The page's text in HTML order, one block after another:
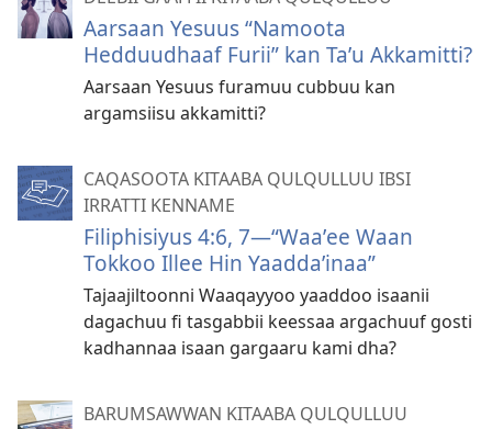
Aarsaan Yesuus “Namoota
Hedduudhaaf Furii” kan Taʼu Akkamitti?
Aarsaan Yesuus furamuu cubbuu kan
argamsiisu akkamitti?
CAQASOOTA KITAABA QULQULLUU IBSI
IRRATTI KENNAME
Filiphisiyus 4:6, 7—“Waaʼee Waan
Tokkoo Illee Hin Yaaddaʼinaa”
Tajaajiltoonni Waaqayyoo yaaddoo isaanii
dagachuu fi tasgabbii keessaa argachuuf gosti
kadhannaa isaan gargaaru kami dha?
BARUMSAWWAN KITAABA QULQULLUU